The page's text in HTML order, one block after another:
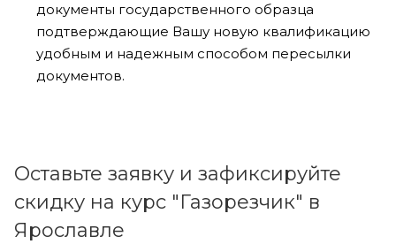
документы государственного образца
подтверждающие Вашу новую квалификацию
удобным и надежным способом пересылки
документов.
Оставьте заявку и зафиксируйте
скидку на курс "Газорезчик" в
Ярославле